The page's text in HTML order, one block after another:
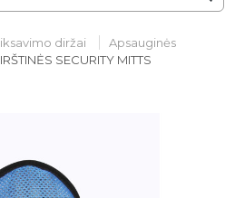
diržai
Apsauginės
SECURITY MITTS